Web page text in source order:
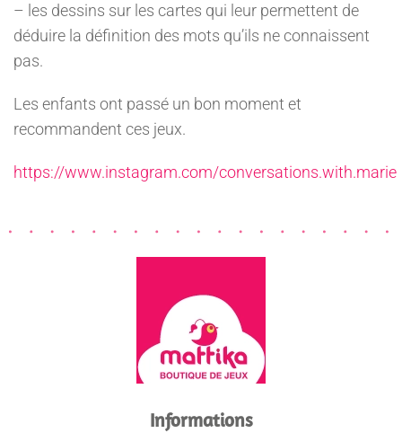
– les dessins sur les cartes qui leur permettent de
déduire la définition des mots qu’ils ne connaissent
pas.
Les enfants ont passé un bon moment et
recommandent ces jeux.
https://www.instagram.com/conversations.with.marie
Informations